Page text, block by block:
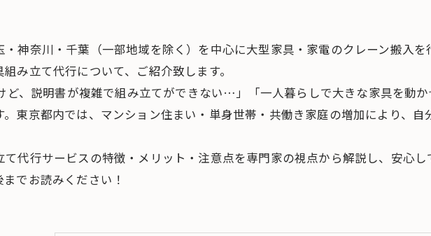
・神奈川・千葉（一部地域を除く）を中心に大型家具・家電のクレーン搬入
み立て代行について、ご紹介致します。
ど、説明書が複雑で組み立てができない…」「一人暮らしで大きな家具を動
東京都内では、マンション住まい・単身世帯・共働き家庭の増加により、
て代行サービスの特徴・メリット・注意点を専門家の視点から解説し、安心
でお読みください！